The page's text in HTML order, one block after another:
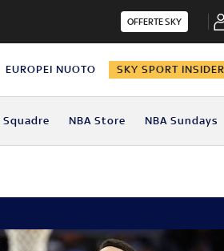
OFFERTE SKY
EUROPEI NUOTO SKY SPORT INSIDER
Squadre NBA Store NBA Sundays